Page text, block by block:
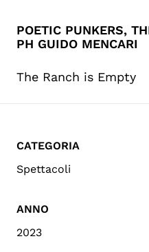
POETIC PUNKERS,
PH GUIDO MENCARI
The Ranch is Empty
CATEGORIA
Spettacoli
ANNO
2023